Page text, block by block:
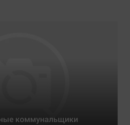
коммунальщики